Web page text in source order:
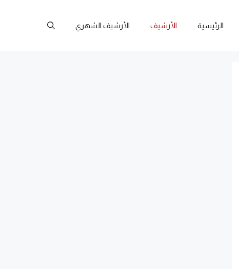
الرئيسية الأرشيف الأرشيف الشهري